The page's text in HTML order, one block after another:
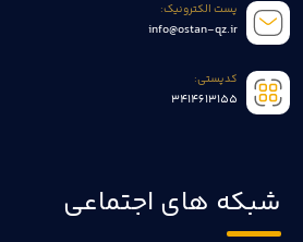
پست الکترونیک:
info@ostan-qz.ir
کدپستی:
3414613155
شبکه های اجتماعی